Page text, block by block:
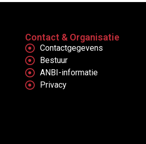
Contact & Organisatie
Contactgegevens
Bestuur
ANBI-informatie
Privacy